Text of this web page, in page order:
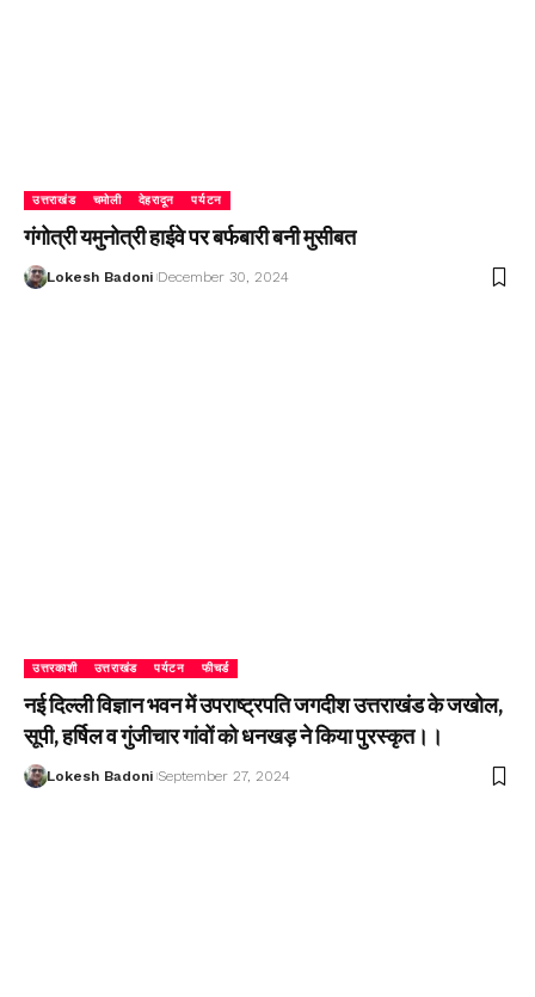
उत्तराखंड चमोली देहरादून पर्यटन
गंगोत्री यमुनोत्री हाईवे पर बर्फबारी बनी मुसीबत
Lokesh Badoni December 30, 2024
उत्तरकाशी उत्तराखंड पर्यटन फीचर्ड
नई दिल्ली विज्ञान भवन में उपराष्ट्रपति जगदीश उत्तराखंड के जखोल,
सूपी, हर्षिल व गुंजीचार गांवों को धनखड़ ने किया पुरस्कृत।।
Lokesh Badoni September 27, 2024